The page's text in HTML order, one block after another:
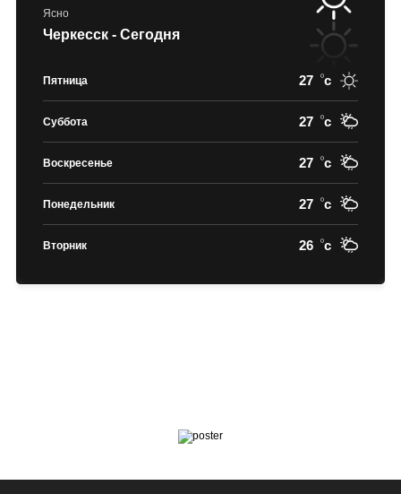
Ясно
Черкесск - Сегодня
Пятница 27 c
Суббота 27 c
Воскресенье 27 c
Понедельник 27 c
Вторник 26 c